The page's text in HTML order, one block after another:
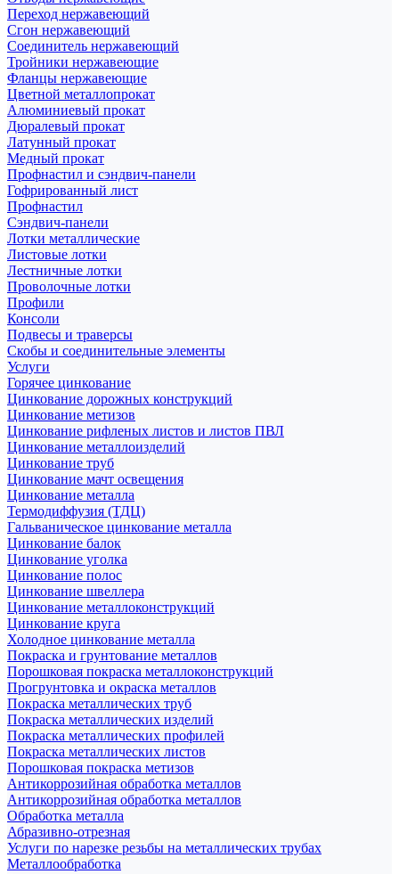
Переход нержавеющий
Сгон нержавеющий
Соединитель нержавеющий
Тройники нержавеющие
Фланцы нержавеющие
Цветной металлопрокат
Алюминиевый прокат
Дюралевый прокат
Латунный прокат
Медный прокат
Профнастил и сэндвич-панели
Гофрированный лист
Профнастил
Сэндвич-панели
Лотки металлические
Листовые лотки
Лестничные лотки
Проволочные лотки
Профили
Консоли
Подвесы и траверсы
Скобы и соединительные элементы
Услуги
Горячее цинкование
Цинкование дорожных конструкций
Цинкование метизов
Цинкование рифленых листов и листов ПВЛ
Цинкование металлоизделий
Цинкование труб
Цинкование мачт освещения
Цинкование металла
Термодиффузия (ТДЦ)
Гальваническое цинкование металла
Цинкование балок
Цинкование уголка
Цинкование полос
Цинкование швеллера
Цинкование металлоконструкций
Цинкование круга
Холодное цинкование металла
Покраска и грунтование металлов
Порошковая покраска металлоконструкций
Прогрунтовка и окраска металлов
Покраска металлических труб
Покраска металлических изделий
Покраска металлических профилей
Покраска металлических листов
Порошковая покраска метизов
Антикоррозийная обработка металлов
Антикоррозийная обработка металлов
Обработка металла
Абразивно-отрезная
Услуги по нарезке резьбы на металлических трубах
Металлообработка